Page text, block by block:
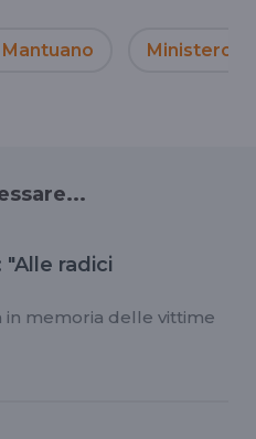
Ministero
radici
in memoria delle vittime